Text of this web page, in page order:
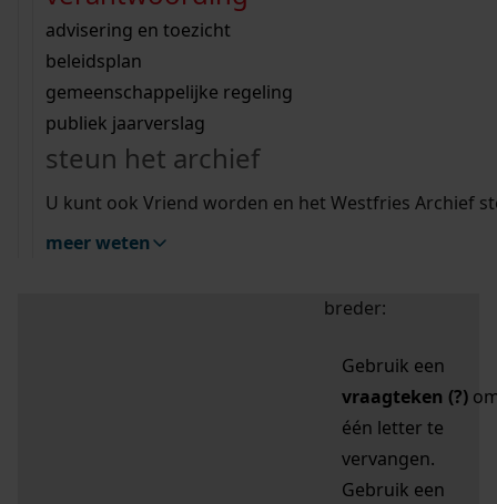
bouwvergunningen
omgevingsvergunningen
vergunningen
beeld en geluid
uitleg nodig?
Wij helpen u op weg met een aantal zoektips.
bekijk alle zoektips
Wij helpen u op weg met een aantal zoektips.
bekijk alle zoektips
bekijk ons geschiedenislokaal
advisering en toezicht
beleidsplan
gemeenschappelijke regeling
publiek jaarverslag
steun het archief
U kunt ook Vriend worden en het Westfries Archief
meer weten
zoektips
Mijn Studiezaal (inloggen)
uw zoekopdracht te
breder:
Gebruik een
vraagteken (?)
één letter te
vervangen.
Gebruik een